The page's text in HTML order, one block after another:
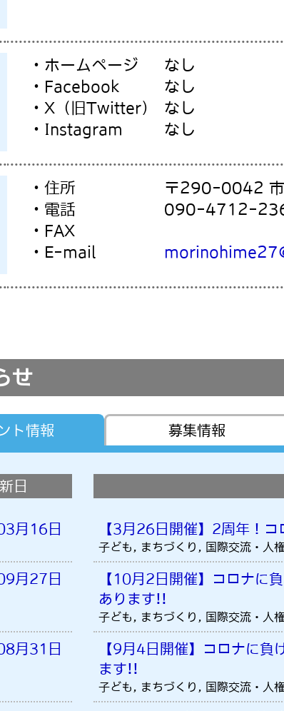
・ホームページ
なし
・Facebook
なし
・X（旧Twitter）
なし
・Instagram
なし
・住所
〒290-0042
・電話
090-4712-
・FAX
・E-mail
せ
ト情報 募集情報
日
月16日 【3月26日開催】2周年！
子ども, まちづくり, 国際交流・人
月27日
【10月2日開催】コロナに
あります!!
子ども, まちづくり, 国際交流・人
月31日
【9月4日開催】コロナに
ます!!
子ども, まちづくり, 国際交流・人